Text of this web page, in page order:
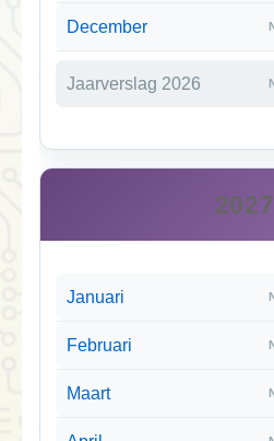
December
Jaarverslag 2026
2027
Januari
Februari
Maart